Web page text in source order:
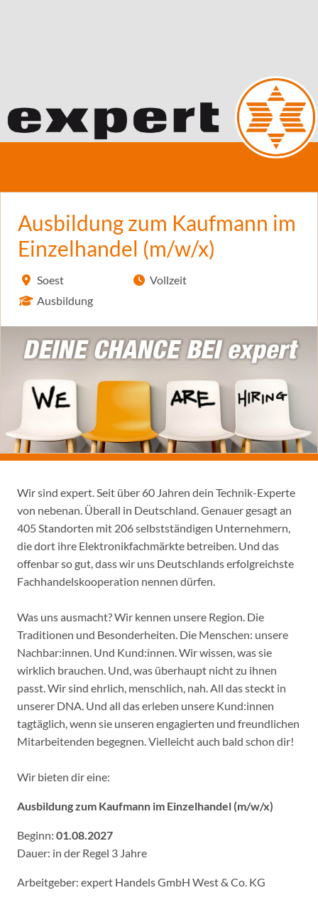
Ausbildung zum Kaufmann im
Einzelhandel (m/w/x)
Soest
Ausbildung
Vollzeit
Wir sind expert. Seit über 60 Jahren dein Technik-Experte
von nebenan. Überall in Deutschland. Genauer gesagt an
405 Standorten mit 206 selbstständigen Unternehmern,
die dort ihre Elektronikfachmärkte betreiben. Und das
offenbar so gut, dass wir uns Deutschlands erfolgreichste
Fachhandelskooperation nennen dürfen.
Was uns ausmacht? Wir kennen unsere Region. Die
Traditionen und Besonderheiten. Die Menschen: unsere
Nachbar:innen. Und Kund:innen. Wir wissen, was sie
wirklich brauchen. Und, was überhaupt nicht zu ihnen
passt. Wir sind ehrlich, menschlich, nah. All das steckt in
unserer DNA. Und all das erleben unsere Kund:innen
tagtäglich, wenn sie unseren engagierten und freundlichen
Mitarbeitenden begegnen. Vielleicht auch bald schon dir!
Wir bieten dir eine:
Ausbildung zum Kaufmann im Einzelhandel (m/w/x)
Beginn: 01.08.2027
Dauer: in der Regel 3 Jahre
Arbeitgeber: expert Handels GmbH West & Co. KG